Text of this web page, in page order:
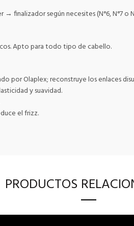
finalizador según necesites (N°6, N°7 o
Apto para todo tipo de cabello.
Olaplex; reconstruye los enlaces
y suavidad.
el frizz.
PRODUCTOS